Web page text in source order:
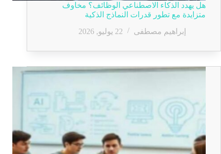
هل يهدد الذكاء الاصطناعي الوظائف؟ مخاوف
متزايدة مع تطور قدرات النماذج الذكية
إبراهيم مصطفى
22 يوليو, 2026